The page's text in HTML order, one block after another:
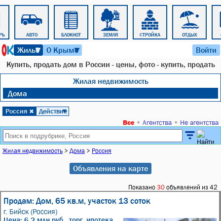
АВТО БЛОКНОТ ЗЕМЛЯ СТРОЙКА ОТДЫХ
Жильё
▼ О Крыме
▼ Войти
Купить, продать дом в России - цены, фото - купить, продать
Жилая недвижимость
Дома
Россия ✖ Действие
▼
Все • Агентства • Не агентства
Жилая недвижимость > Дома > Россия
Объявления на карте
Показано 30 объявлений из 42
Продам: Дом, 65 кв.м, участок 13 соток
г. Бийск (Россия)